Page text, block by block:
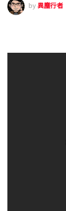
by異塵行者